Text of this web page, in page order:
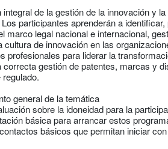
de la gestión de la innovación y
participantes aprenderán a
marco legal nacional e internacional,
de innovación en las
profesionales para liderar la
gestión de patentes, marcas y
general de la temática
sobre la idoneidad para la
básica para arrancar estos
básicos que permitan iniciar